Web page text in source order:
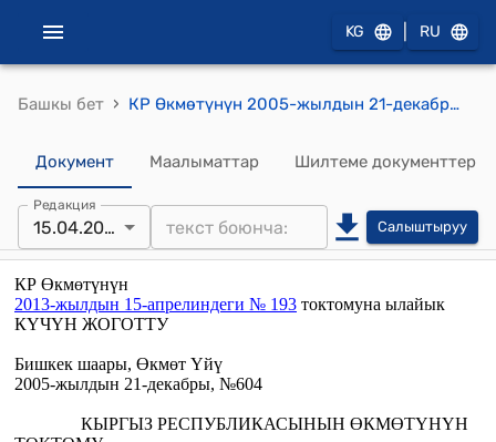
KG RU
Башкы бет › КР Өкмөтүнүн 2005-жылдын 21-декабрындагы №604 "Камсыздандыруу полистерин сатып алуу аркылуу камсыздандыруу взносторун төлөөнүн тартиби жөнүндө жобону бекитүү тууралуу" Кыргыз Республикасынын Өкмөтүнүн 2003-жылдын 23-июнундагы № 378 токтомуна өзгөртүүлөрдү жана толуктоолорду киргизүү жөнүндө" токтому
Документ Маалыматтар Шилтеме документтер
Редакция
15.04.2013 Салыштыруу